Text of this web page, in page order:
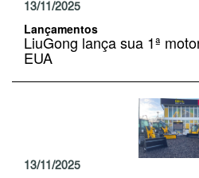
13/11/2025
Lançamentos
LiuGong lança sua 1ª
EUA
13/11/2025